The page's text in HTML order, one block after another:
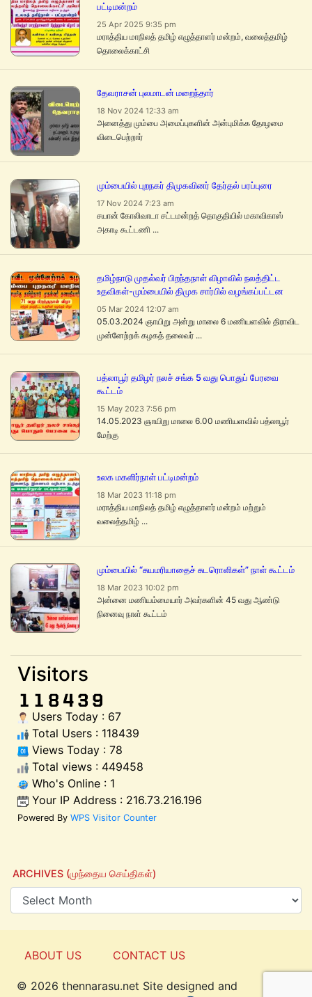
பட்டிமன்றம்
25 Apr 2025 9:35 pm
மராத்திய மாநிலத் தமிழ் எழுத்தாளர் மன்றம், வலைத்தமிழ்
தொலைக்காட்சி
தேவராசன் புலமாடன் மறைந்தார்
18 Nov 2024 12:33 am
அனைத்து மும்பை அமைப்புகளின் அன்புமிக்க தோழமை
விடைபெற்றார்
மும்பையில் புறநகர் திமுகவினர் தேர்தல் பரப்புரை
17 Nov 2024 7:23 am
சயான் கோலிவாடா சட்டமன்றத் தொகுதியில் மகாவிகாஸ்
அகாடி கூட்டணி ...
தமிழ்நாடு முதல்வர் பிறந்தநாள் விழாவில் நலத்திட்ட
உதவிகள்-மும்பையில் திமுக சார்பில் வழங்கப்பட்டன
05 Mar 2024 12:07 am
05.03.2024 ஞாயிறு அன்று மாலை 6 மணியளவில் திராவிட
முன்னேற்றக் கழகத் தலைவர் ...
பத்லாபூர் தமிழர் நலச் சங்க 5 வது பொதுப் பேரவை
கூட்டம்
15 May 2023 7:56 pm
14.05.2023 ஞாயிறு மாலை 6.00 மணியளவில் பத்லாபூர்
மேற்கு
உலக மகளிர்நாள் பட்டிமன்றம்
18 Mar 2023 11:18 pm
மராத்திய மாநிலத் தமிழ் எழுத்தாளர் மன்றம் மற்றும்
வலைத்தமிழ் ...
மும்பையில் “சுயமரியாதைச் சுடரொளிகள்” நாள் கூட்டம்
18 Mar 2023 10:02 pm
அன்னை மணியம்மையார் அவர்களின் 45 வது ஆண்டு
நினைவு நாள் கூட்டம்
Visitors
Users Today : 67
Total Users : 118439
Views Today : 78
Total views : 449458
Who's Online : 1
Your IP Address : 216.73.216.196
Powered By WPS Visitor Counter
ARCHIVES (முந்தைய செய்திகள்)
ABOUT US CONTACT US
© 2026 thennarasu.net Site designed and